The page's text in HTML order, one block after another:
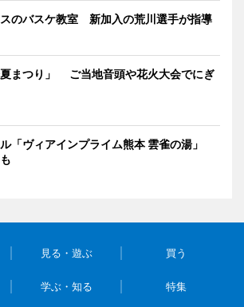
のバスケ教室 新加入の荒川選手が指導
夏まつり」 ご当地音頭や花火大会でにぎ
「ヴィアインプライム熊本 雲雀の湯」
見る・遊ぶ 買う
学ぶ・知る 特集